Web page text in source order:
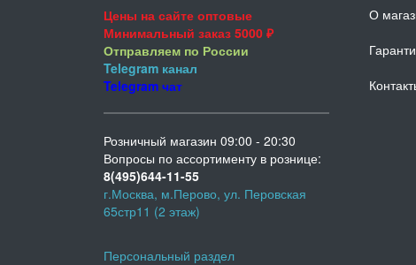
О
Цены на сайте оптовые
Минимальный заказ 5000 ₽
Отправляем по России
Telegram канал
Telegram чат
Розничный магазин 09:00 - 20:30
Вопросы по ассортименту в рознице:
8(495)644-11-55
г.Москва, м.Перово, ул. Перовская
65стр11 (2 этаж)
Персональный раздел